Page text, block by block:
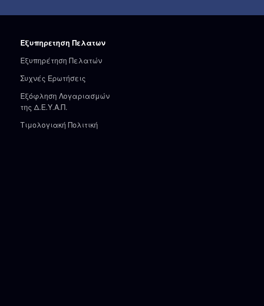
Εξυπηρετηση Πελατων
Εξυπηρέτηση Πελατών
Συχνές Ερωτήσεις
Εξόφληση Λογαριασμών
της Δ.Ε.Υ.Α.Π.
Τιμολογιακή Πολιτική